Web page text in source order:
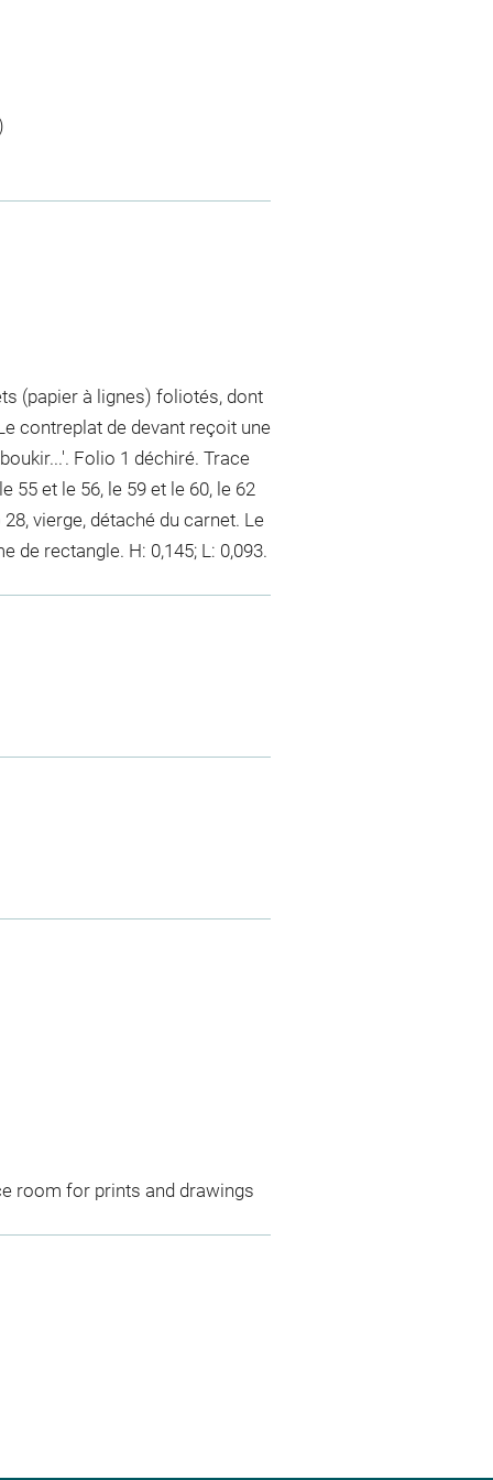
(papier à lignes) foliotés, dont
contreplat de devant reçoit une
Folio 1 déchiré. Trace
55 et le 56, le 59 et le 60, le 62
vierge, détaché du carnet. Le
de rectangle. H: 0,145; L: 0,093.
room for prints and drawings